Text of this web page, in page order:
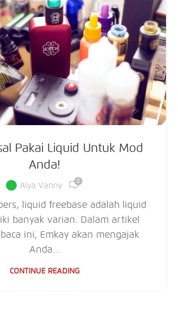
Pakai Liquid Untuk Mod
Anda!
Alya Vanny 0
liquid freebase adalah liquid
banyak varian. Dalam artikel
ini, Emkay akan mengajak
Anda...
CONTINUE READING